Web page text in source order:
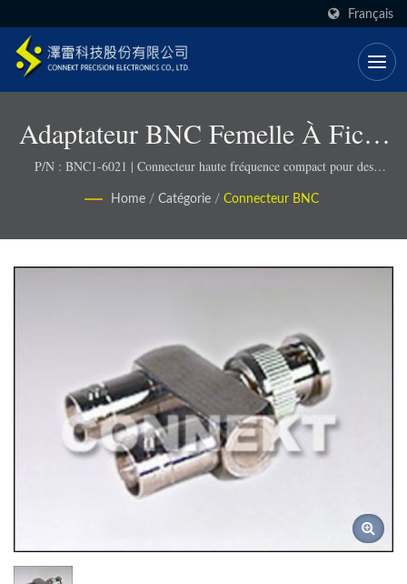
Français
Adaptateur BNC Femelle À Fiche
À Femelle, Adaptateur En Y
P/N : BNC1-6021 | Connecteur haute fréquence compact pour des
Home / Catégorie / Connecteur BNC